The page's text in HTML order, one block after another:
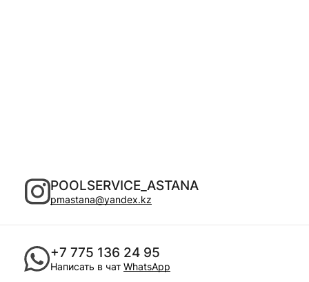
POOLSERVICE_ASTANA
pmastana@yandex.kz
+7 775 136 24 95
Написать в чат WhatsApp